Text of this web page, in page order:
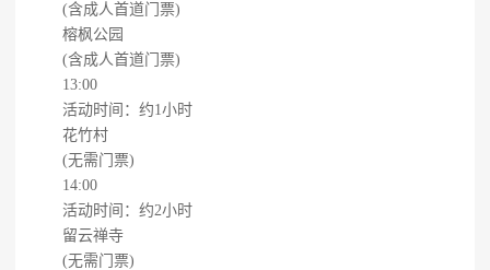
(含成人首道门票)
榕枫公园
(含成人首道门票)
13:00
活动时间：约1小时
花竹村
(无需门票)
14:00
活动时间：约2小时
留云禅寺
(无需门票)